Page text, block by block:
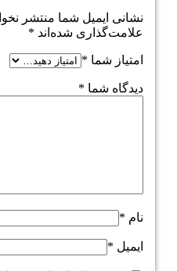
نشانی ایمیل شما منتشر
علامت‌گذاری شده‌اند *
امتیاز شما *
دیدگاه شما *
نام *
ایمیل *